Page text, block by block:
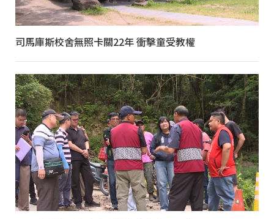
司馬庫斯校舍無照卡關22年 衝擊童受教權